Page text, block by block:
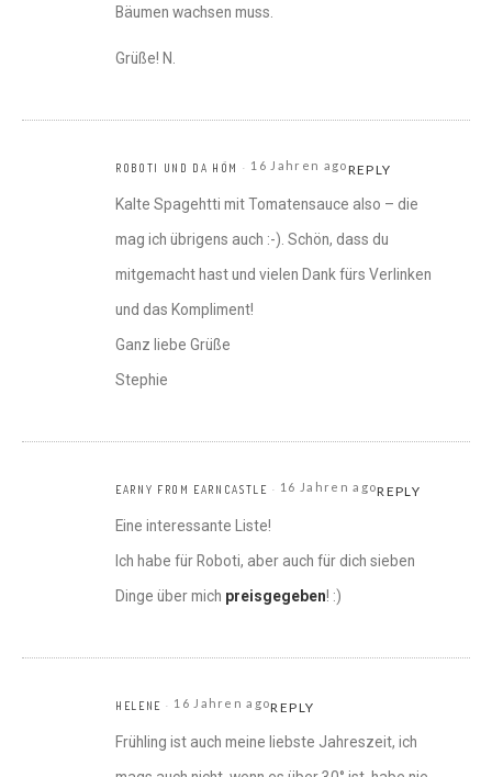
Bäumen wachsen muss.
Grüße! N.
ROBOTI UND DA HÖM 16 Jahren agoREPLY
Kalte Spagehtti mit Tomatensauce also – die
mag ich übrigens auch :-). Schön, dass du
mitgemacht hast und vielen Dank fürs Verlinken
und das Kompliment!
Ganz liebe Grüße
Stephie
EARNY FROM EARNCASTLE 16 Jahren agoREPLY
Eine interessante Liste!
Ich habe für Roboti, aber auch für dich sieben
Dinge über mich preisgegeben! :)
HELENE 16 Jahren agoREPLY
Frühling ist auch meine liebste Jahreszeit, ich